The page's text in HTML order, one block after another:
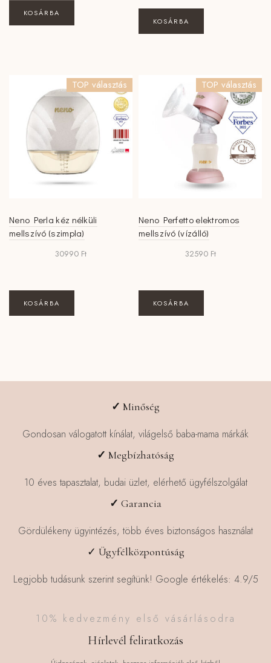
KOSÁRBA
KOSÁRBA
TOP választás
Neno Perla kéz nélküli
mellszívó (szimpla)
30990 Ft
KOSÁRBA
TOP választás
Neno Perfetto elektromos
mellszívó (vízálló)
32590 Ft
KOSÁRBA
✓ Minőség
Gondosan válogatott kínálat, világelső baba-mama márkák
✓ Megbízhatóság
10 éves tapasztalat, budai üzlet, elérhető ügyfélszolgálat
✓ Garancia
Gördülékeny ügyintézés, több éves biztonságos használat
✓ Ügyfélközpontúság
Legjobb tudásunk szerint segítünk! Google értékelés: 4.9/5
10% kedvezmény első vásárlásodra
Hírlevél feliratkozás